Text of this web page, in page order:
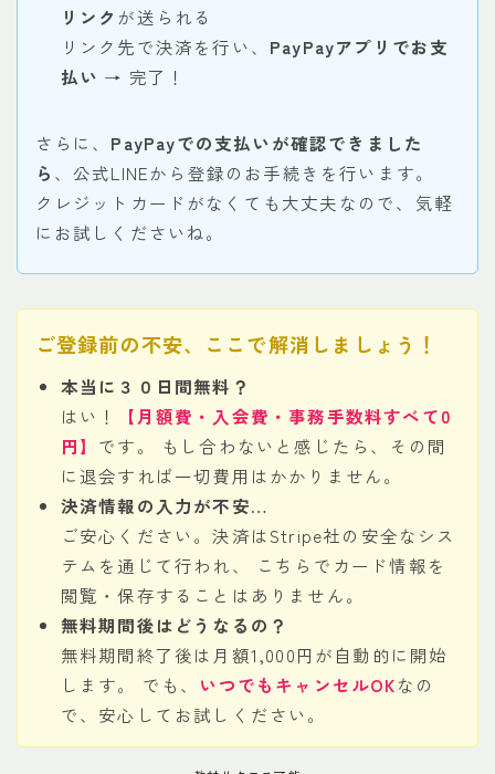
リンク が送られる
リンク先で決済を行い、 PayPayアプリでお支
払い → 完了！
さらに、 PayPayでの支払いが確認できました
ら 、公式LINEから登録のお手続きを行います。
クレジットカードがなくても大丈夫なので、気軽
にお試しくださいね。
ご登録前の不安、ここで解消しましょう！
本当に３０日間無料？
はい！
【月額費・入会費・事務手数料すべて0
円】 です。 もし合わないと感じたら、その間
に退会すれば一切費用はかかりません。
決済情報の入力が不安…
ご安心ください。決済はStripe社の安全なシス
テムを通じて行われ、 こちらでカード情報を
閲覧・保存することはありません。
無料期間後はどうなるの？
無料期間終了後は月額1,000円が自動的に開始
します。 でも、 いつでもキャンセルOKなの
で、安心してお試しください。